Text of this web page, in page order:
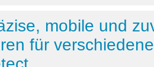
mobile und
für